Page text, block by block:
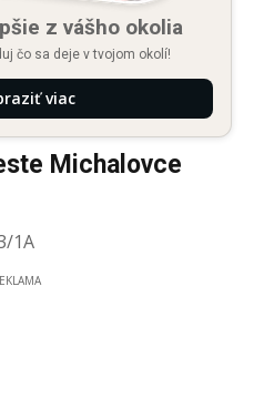
z vášho okolia
čo sa deje v tvojom okolí!
viac
Michalovce
1A